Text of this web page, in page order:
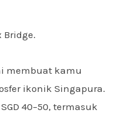
membuat kamu
ikonik Singapura.
40–50, termasuk